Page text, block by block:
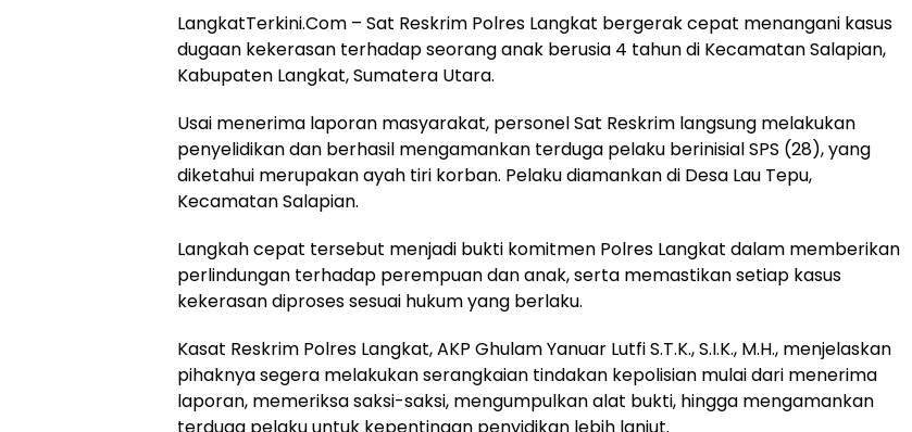
LangkatTerkini.Com – Sat Reskrim Polres Langkat bergerak cepat menangani kasus
dugaan kekerasan terhadap seorang anak berusia 4 tahun di Kecamatan Salapian,
Kabupaten Langkat, Sumatera Utara.
Usai menerima laporan masyarakat, personel Sat Reskrim langsung melakukan
penyelidikan dan berhasil mengamankan terduga pelaku berinisial SPS (28), yang
diketahui merupakan ayah tiri korban. Pelaku diamankan di Desa Lau Tepu,
Kecamatan Salapian.
Langkah cepat tersebut menjadi bukti komitmen Polres Langkat dalam memberikan
perlindungan terhadap perempuan dan anak, serta memastikan setiap kasus
kekerasan diproses sesuai hukum yang berlaku.
Kasat Reskrim Polres Langkat, AKP Ghulam Yanuar Lutfi S.T.K., S.I.K., M.H., menjelaskan
pihaknya segera melakukan serangkaian tindakan kepolisian mulai dari menerima
laporan, memeriksa saksi-saksi, mengumpulkan alat bukti, hingga mengamankan